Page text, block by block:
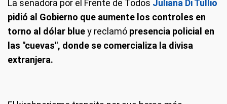
La senadora por el Frente de Todos Juliana Di Tullio
pidió al Gobierno que aumente los controles en
torno al dólar bluey reclamó presencia policial en
las "cuevas", donde se comercializa la divisa
extranjera.